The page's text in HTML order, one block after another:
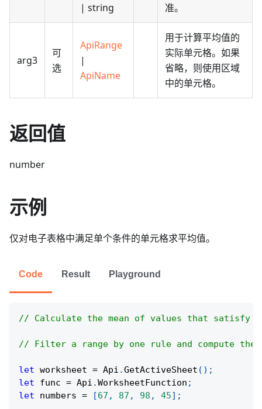
| string
准。
arg3
可
选
ApiRange
|
ApiName
用于计算平均值的
实际单元格。如果
省略，则使用区域
中的单元格。
返回值
number
示例
仅对电子表格中满足单个条件的单元格求平均值。
Code Result Playground
// Calculate the mean of values that satisfy
// Filter a range by one rule and compute the
let worksheet = Api .GetActiveSheet ( ) ;
let func = Api .WorksheetFunction ;
let numbers = [67 , 87 , 98 , 45] ;